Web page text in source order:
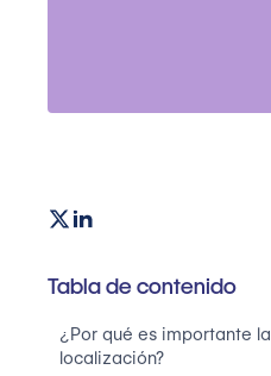
Tabla de contenido
¿Por qué es importante la
localización?